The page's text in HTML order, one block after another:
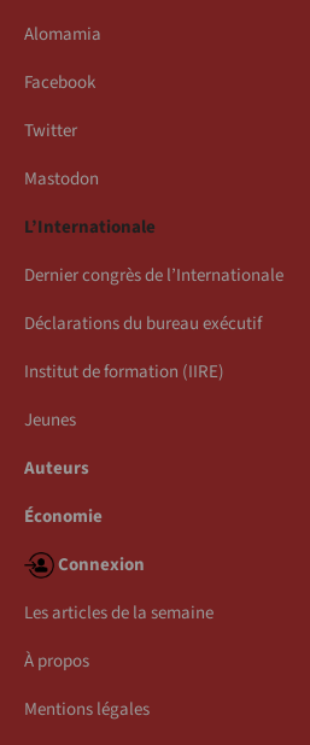
Alomamia
Facebook
Twitter
Mastodon
L’Internationale
Dernier congrès de l’Internationale
Déclarations du bureau exécutif
Institut de formation (IIRE)
Jeunes
Auteurs
Économie
Connexion
Les articles de la semaine
À propos
Mentions légales